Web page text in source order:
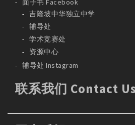
吉隆坡中华独立中学
辅导处
学术竞赛处
资源中心
辅导处 Instagram
联系我们 Contact Us